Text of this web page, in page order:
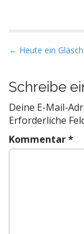
P
s
t
n
a
v
← Heute ein
Schreibe
Deine E-Mail-
Erforderliche
Kommentar*